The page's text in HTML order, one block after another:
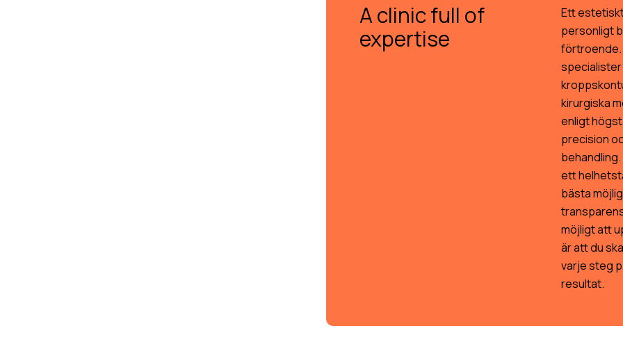
A clinic full of
expertise
Ett
personligt
förtroende.
specialister
kirurgiska
enligt
precision
ett
bästa
möjligt att
är att du
varje steg
resultat.